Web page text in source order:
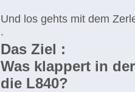
Und los gehts mit dem
.
Das Ziel :
Was klappert in
die L840?